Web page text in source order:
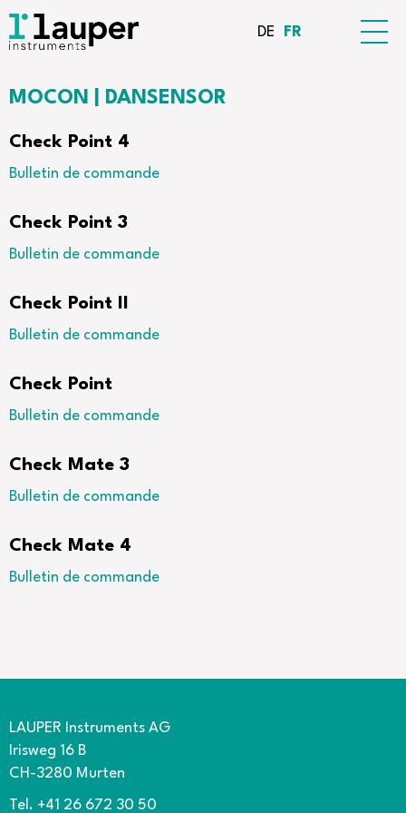
DE FR
MOCON | DANSENSOR
Check Point 4
Bulletin de commande
Check Point 3
Bulletin de commande
Check Point II
Bulletin de commande
Check Point
Bulletin de commande
Check Mate 3
Bulletin de commande
Check Mate 4
Bulletin de commande
LAUPER Instruments AG
Irisweg 16 B
CH-3280 Murten
Tel. +41 26 672 30 50